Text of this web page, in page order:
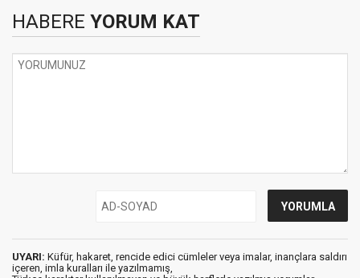
HABERE YORUM KAT
UYARI: Küfür, hakaret, rencide edici cümleler veya imalar, inançlara saldırı
içeren, imla kuralları ile yazılmamış,